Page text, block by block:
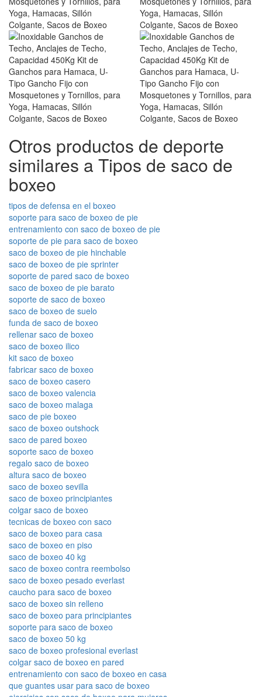
Otros productos de deporte
similares a Tipos de saco de
boxeo
tipos de defensa en el boxeo
soporte para saco de boxeo de pie
entrenamiento con saco de boxeo de pie
soporte de pie para saco de boxeo
saco de boxeo de pie hinchable
saco de boxeo de pie sprinter
soporte de pared saco de boxeo
saco de boxeo de pie barato
soporte de saco de boxeo
saco de boxeo de suelo
funda de saco de boxeo
rellenar saco de boxeo
saco de boxeo ilico
kit saco de boxeo
fabricar saco de boxeo
saco de boxeo casero
saco de boxeo valencia
saco de boxeo malaga
saco de pie boxeo
saco de boxeo outshock
saco de pared boxeo
soporte saco de boxeo
regalo saco de boxeo
altura saco de boxeo
saco de boxeo sevilla
saco de boxeo principiantes
colgar saco de boxeo
tecnicas de boxeo con saco
saco de boxeo para casa
saco de boxeo en piso
saco de boxeo 40 kg
saco de boxeo contra reembolso
saco de boxeo pesado everlast
caucho para saco de boxeo
saco de boxeo sin relleno
saco de boxeo para principiantes
soporte para saco de boxeo
saco de boxeo 50 kg
saco de boxeo profesional everlast
colgar saco de boxeo en pared
entrenamiento con saco de boxeo en casa
que guantes usar para saco de boxeo